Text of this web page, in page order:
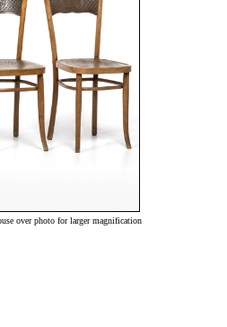
over photo for larger magnification